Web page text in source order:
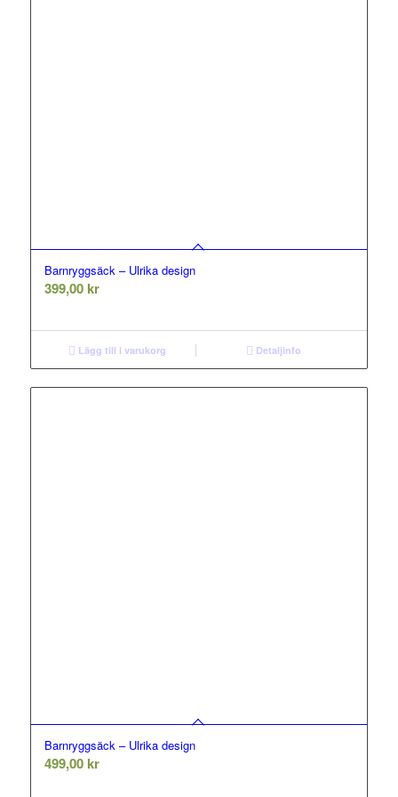
Barnryggsäck – Ulrika design
399,00 kr
Lägg till i varukorg Detaljinfo
Barnryggsäck – Ulrika design
499,00 kr